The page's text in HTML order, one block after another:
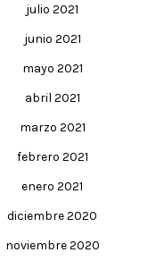
julio 2021
junio 2021
mayo 2021
abril 2021
marzo 2021
febrero 2021
enero 2021
diciembre 2020
noviembre 2020